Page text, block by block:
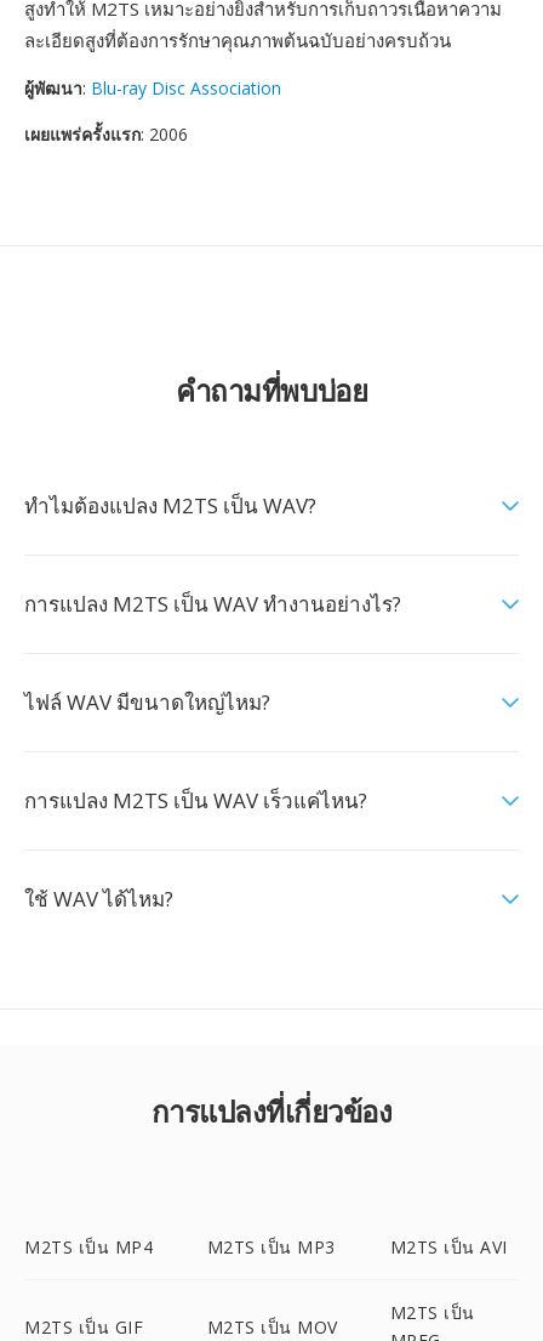
สูงทำให้ M2TS เหมาะอย่างยิ่งสำหรับการเก็บถาวรเนื้อหาความ
ละเอียดสูงที่ต้องการรักษาคุณภาพต้นฉบับอย่างครบถ้วน
ผู้พัฒนา: Blu-ray Disc Association
เผยแพร่ครั้งแรก: 2006
คำถามที่พบบ่อย
ทำไมต้องแปลง M2TS เป็น WAV?
การแปลง M2TS เป็น WAV ทำงานอย่างไร?
ไฟล์ WAV มีขนาดใหญ่ไหม?
การแปลง M2TS เป็น WAV เร็วแค่ไหน?
ใช้ WAV ได้ไหม?
การแปลงที่เกี่ยวข้อง
M2TS เป็น MP4 M2TS เป็น MP3 M2TS เป็น AVI
M2TS เป็น GIF M2TS เป็น MOV
M2TS เป็น